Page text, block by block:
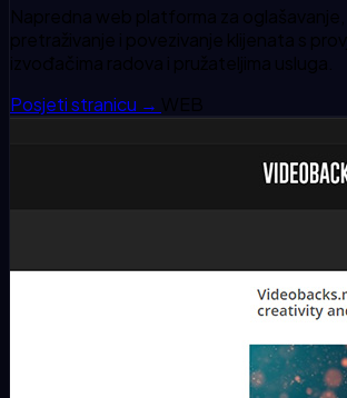
Napredna web platforma za oglašavanje,
pretraživanje i povezivanje klijenata s
izvođačima radova i pružateljima usluga.
Posjeti stranicu → WEB